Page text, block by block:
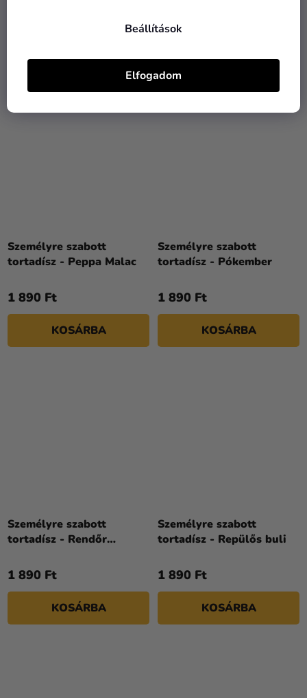
Beállítások
Elfogadom
1 890 Ft
Személyre szabott
tortadísz - Peppa Malac
1 890 Ft
KOSÁRBA
Személyre szabott
tortadísz - Pókember
1 890 Ft
KOSÁRBA
Személyre szabott
tortadísz - Rendőr
1 890 Ft
KOSÁRBA
Személyre szabott
tortadísz - Repülős buli
1 890 Ft
KOSÁRBA